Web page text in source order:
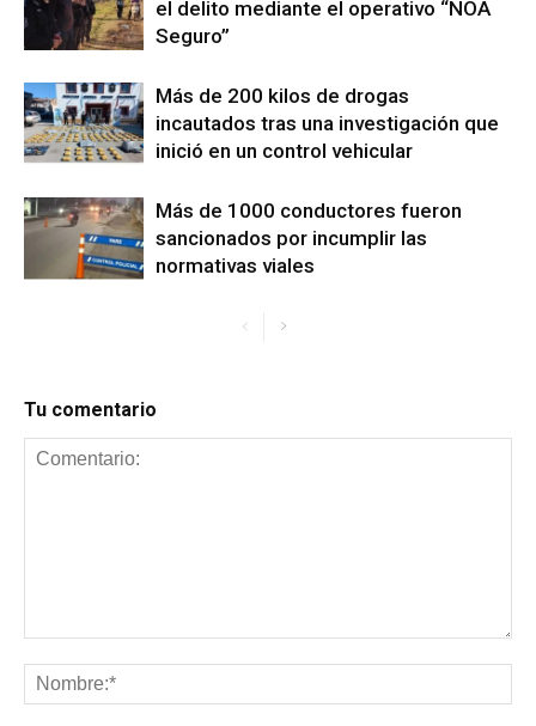
el delito mediante el operativo “NOA
Seguro”
Más de 200 kilos de drogas
incautados tras una investigación que
inició en un control vehicular
Más de 1000 conductores fueron
sancionados por incumplir las
normativas viales
Tu comentario